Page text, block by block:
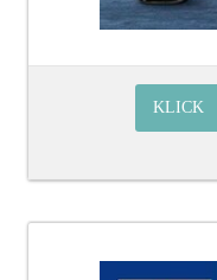
KLICK